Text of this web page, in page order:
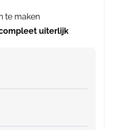
te maken
uiterlijk